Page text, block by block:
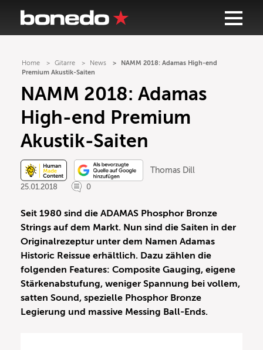
Home Gitarre News
NAMM 2018: Adamas High-end
Premium Akustik-Saiten
NAMM 2018: Adamas
High-end Premium
Akustik-Saiten
Thomas Dill
25.01.2018
0
Seit 1980 sind die ADAMAS Phosphor Bronze
Strings auf dem Markt. Nun sind die Saiten in der
Originalrezeptur unter dem Namen Adamas
Historic Reissue erhältlich. Dazu zählen die
folgenden Features: Composite Gauging, eigene
Stärkenabstufung, weniger Spannung bei vollem,
satten Sound, spezielle Phosphor Bronze
Legierung und massive Messing Ball-Ends.